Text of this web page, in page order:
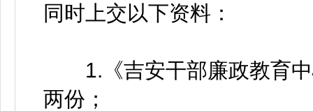
同时上交以下资料：
1.《吉安干部廉政教育中
两份；